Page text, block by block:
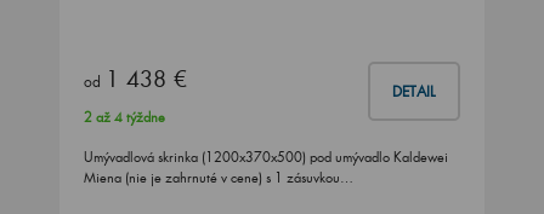
od 1 438 € DETAIL
2 až 4 týždne
Umývadlová skrinka (1200x370x500) pod umývadlo Kaldewei
Miena (nie je zahrnuté v cene) s 1 zásuvkou…